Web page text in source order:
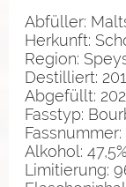
Abfüller:
Herkunft:
Region:
Destilliert:
Abgefüllt:
Fasstyp:
Fassnummer:
Alkohol:
Limitierung: